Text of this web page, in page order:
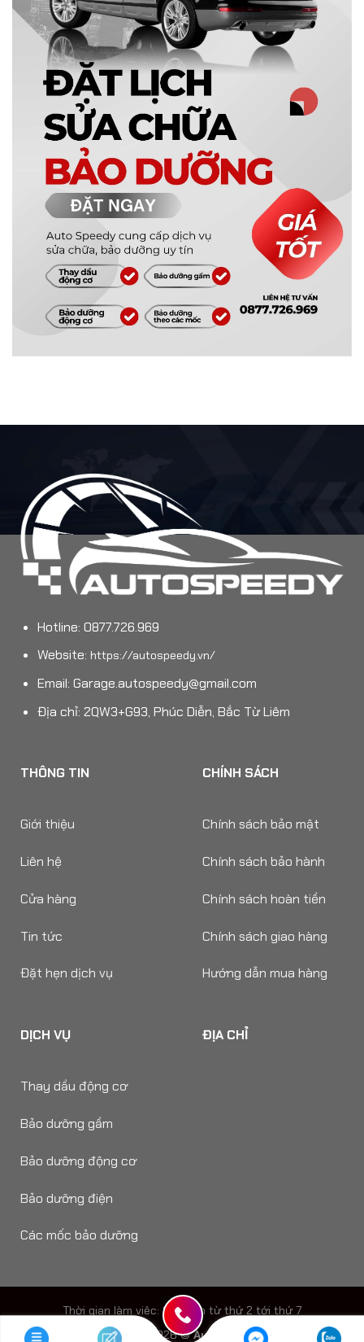
Hotline: 0877.726.969
Website: https://autospeedy.vn/
Email: Garage.autospeedy@gmail.com
Địa chỉ: 2QW3+G93, Phúc Diễn, Bắc Từ Liêm
THÔNG TIN
Giới thiệu
Liên hệ
Cửa hàng
Tin tức
Đặt hẹn dịch vụ
CHÍNH SÁCH
Chính sách bảo mật
Chính sách bảo hành
Chính sách hoàn tiền
Chính sách giao hàng
Hướng dẫn mua hàng
DỊCH VỤ
Thay dầu động cơ
Bảo dưỡng gầm
Bảo dưỡng động cơ
Bảo dưỡng điện
Các mốc bảo dưỡng
ĐỊA CHỈ
Thời gian làm viêc: 8h - 18h từ thứ 2 tới thứ 7
Copyright 2026 ©Auto Speedy